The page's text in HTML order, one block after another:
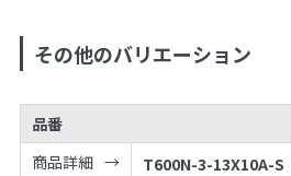
その他のバリエーション
品番
商品詳細
T600N-3-13X10A-S